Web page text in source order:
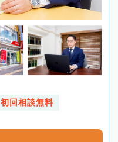
初回相談無料